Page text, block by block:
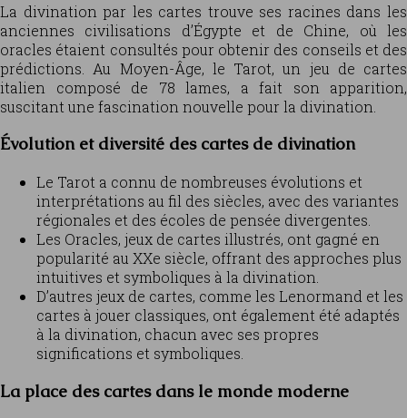
La divination par les cartes trouve ses racines dans les
anciennes civilisations d’Égypte et de Chine, où les
oracles étaient consultés pour obtenir des conseils et des
prédictions. Au Moyen-Âge, le Tarot, un jeu de cartes
italien composé de 78 lames, a fait son apparition,
suscitant une fascination nouvelle pour la divination.
Évolution et diversité des cartes de divination
Le Tarot a connu de nombreuses évolutions et
interprétations au fil des siècles, avec des variantes
régionales et des écoles de pensée divergentes.
Les Oracles, jeux de cartes illustrés, ont gagné en
popularité au XXe siècle, offrant des approches plus
intuitives et symboliques à la divination.
D’autres jeux de cartes, comme les Lenormand et les
cartes à jouer classiques, ont également été adaptés
à la divination, chacun avec ses propres
significations et symboliques.
La place des cartes dans le monde moderne